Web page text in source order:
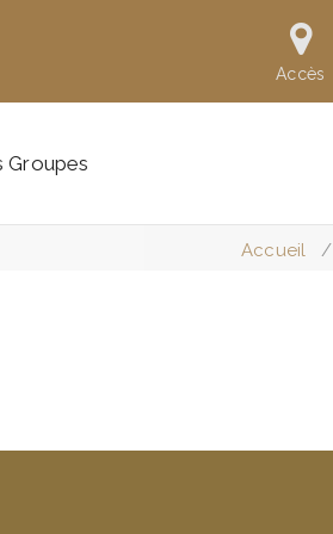
Accès
Groupes
Accueil /